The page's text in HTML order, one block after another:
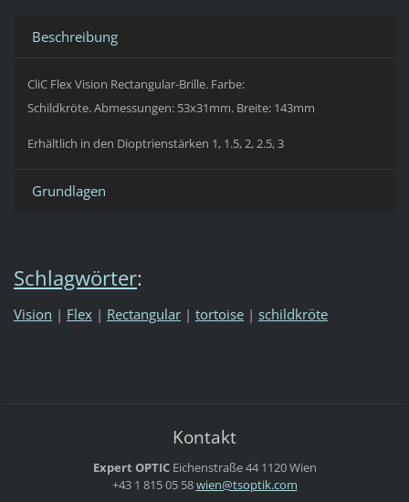
Beschreibung
CliC Flex Vision Rectangular-Brille. Farbe:
Schildkröte.Abmessungen: 53x31mm. Breite: 143mm
Erhältlich in den Dioptrienstärken 1, 1.5, 2, 2.5, 3
Grundlagen
Schlagwörter:
Vision | Flex | Rectangular | tortoise | schildkröte
Kontakt
Expert OPTIC Eichenstraße 441120 Wien
+43 1 815 05 58wien@tsoptik.com